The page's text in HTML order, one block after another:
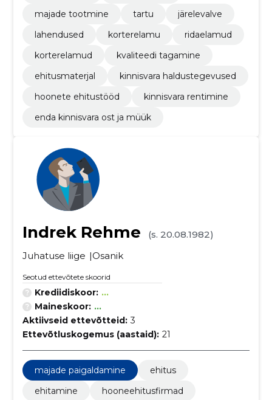
majade tootmine
tartu
järelevalve
lahendused
korterelamu
ridaelamud
korterelamud
kvaliteedi tagamine
ehitusmaterjal
kinnisvara haldustegevused
hoonete ehitustööd
kinnisvara rentimine
enda kinnisvara ost ja müük
Indrek Rehme
(s. 20.08.1982)
Juhatuse liige
Osanik
Seotud ettevõtete skoorid
Krediidiskoor: ...
Maineskoor: ...
Aktiivseid ettevõtteid: 3
Ettevõtluskogemus (aastaid): 21
majade paigaldamine
ehitus
ehitamine
hooneehitusfirmad